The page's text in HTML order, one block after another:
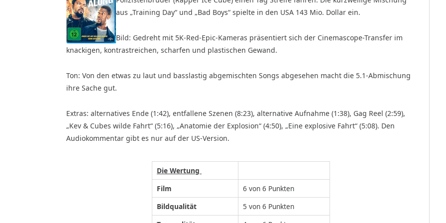
aus „Training Day“ und „Bad Boys“ spielte in den USA 143 Mio. Dollar ein.
Bild: Gedreht mit 5K-Red-Epic-Kameras präsentiert sich der Cinemascope-Transfer im
knackigen, kontrastreichen, scharfen und plastischen Gewand.
Ton: Von den etwas zu laut und basslastig abgemischten Songs abgesehen macht die 5.1-Abmischung
ihre Sache gut.
Extras: alternatives Ende (1:42), entfallene Szenen (8:23), alternative Aufnahme (1:38), Gag Reel (2:59),
„Kev & Cubes wilde Fahrt“ (5:16), „Anatomie der Explosion“ (4:50), „Eine explosive Fahrt“ (5:08). Den
Audiokommentar gibt es nur auf der US-Version.
Die Wertung
Film
6 von 6 Punkten
Bildqualität
5 von 6 Punkten